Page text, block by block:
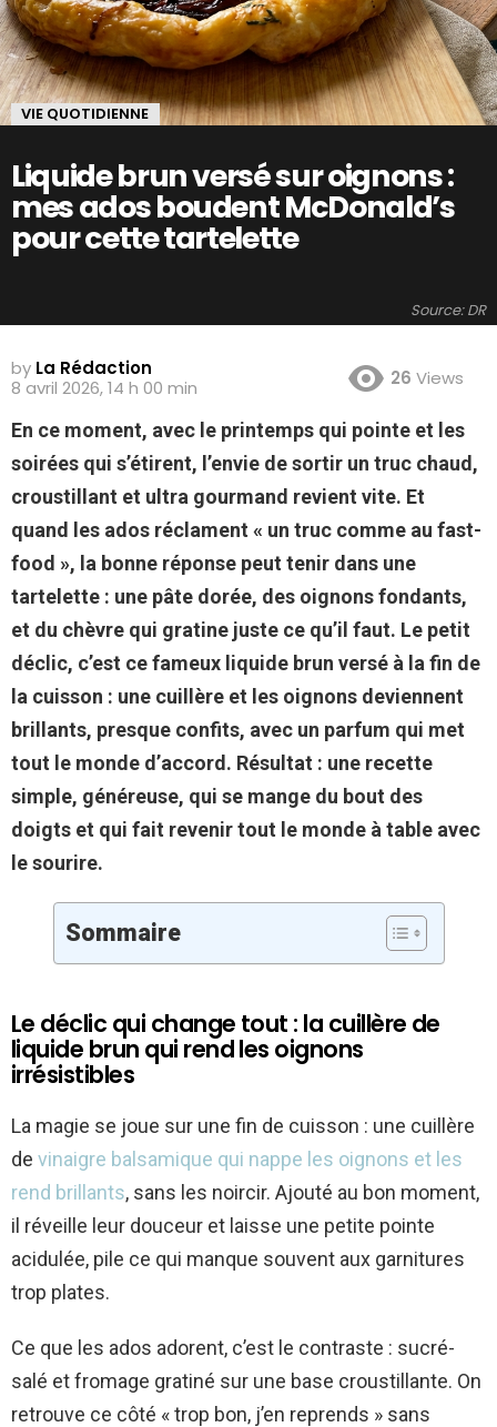
VIE QUOTIDIENNE
Liquide brun versé sur oignons :
mes ados boudent McDonald’s
pour cette tartelette
Source: DR
by La Rédaction
8 avril 2026, 14 h 00 min
26 Views
En ce moment, avec le printemps qui pointe et les
soirées qui s’étirent, l’envie de sortir un truc chaud,
croustillant et ultra gourmand revient vite. Et
quand les ados réclament « un truc comme au fast-
food », la bonne réponse peut tenir dans une
tartelette : une pâte dorée, des oignons fondants,
et du chèvre qui gratine juste ce qu’il faut. Le petit
déclic, c’est ce fameux liquide brun versé à la fin de
la cuisson : une cuillère et les oignons deviennent
brillants, presque confits, avec un parfum qui met
tout le monde d’accord. Résultat : une recette
simple, généreuse, qui se mange du bout des
doigts et qui fait revenir tout le monde à table avec
le sourire.
Sommaire
Le déclic qui change tout : la cuillère de
liquide brun qui rend les oignons
irrésistibles
La magie se joue sur une fin de cuisson : une cuillère
de vinaigre balsamique qui nappe les oignons et les
rend brillants, sans les noircir. Ajouté au bon moment,
il réveille leur douceur et laisse une petite pointe
acidulée, pile ce qui manque souvent aux garnitures
trop plates.
Ce que les ados adorent, c’est le contraste : sucré-
salé et fromage gratiné sur une base croustillante. On
retrouve ce côté « trop bon, j’en reprends » sans